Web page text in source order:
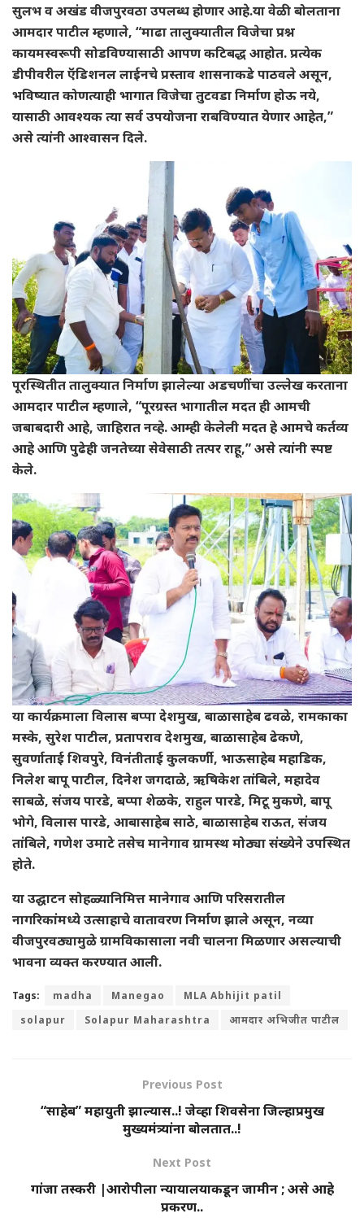
सुलभ व अखंड वीजपुरवठा उपलब्ध होणार आहे.या वेळी बोलताना
आमदार पाटील म्हणाले, “माढा तालुक्यातील विजेचा प्रश्न
कायमस्वरूपी सोडविण्यासाठी आपण कटिबद्ध आहोत. प्रत्येक
डीपीवरील ऍडिशनल लाईनचे प्रस्ताव शासनाकडे पाठवले असून,
भविष्यात कोणत्याही भागात विजेचा तुटवडा निर्माण होऊ नये,
यासाठी आवश्यक त्या सर्व उपयोजना राबविण्यात येणार आहेत,”
असे त्यांनी आश्वासन दिले.
पूरस्थितीत तालुक्यात निर्माण झालेल्या अडचणींचा उल्लेख करताना
आमदार पाटील म्हणाले, “पूरग्रस्त भागातील मदत ही आमची
जबाबदारी आहे, जाहिरात नव्हे. आम्ही केलेली मदत हे आमचे कर्तव्य
आहे आणि पुढेही जनतेच्या सेवेसाठी तत्पर राहू,” असे त्यांनी स्पष्ट
केले.
या कार्यक्रमाला विलास बप्पा देशमुख, बाळासाहेब ढवळे, रामकाका
मस्के, सुरेश पाटील, प्रतापराव देशमुख, बाळासाहेब ढेकणे,
सुवर्णाताई शिवपुरे, विनंतीताई कुलकर्णी, भाऊसाहेब महाडिक,
निलेश बापू पाटील, दिनेश जगदाळे, ऋषिकेश तांबिले, महादेव
साबळे, संजय पारडे, बप्पा शेळके, राहुल पारडे, मिटू मुकणे, बापू
भोगे, विलास पारडे, आबासाहेब साठे, बाळासाहेब राऊत, संजय
तांबिले, गणेश उमाटे तसेच मानेगाव ग्रामस्थ मोठ्या संख्येने उपस्थित
होते.
या उद्घाटन सोहळ्यानिमित्त मानेगाव आणि परिसरातील
नागरिकांमध्ये उत्साहाचे वातावरण निर्माण झाले असून, नव्या
वीजपुरवठ्यामुळे ग्रामविकासाला नवी चालना मिळणार असल्याची
भावना व्यक्त करण्यात आली.
Tags: madha Manegao
MLA Abhijit patil
solapur
Solapur Maharashtra आमदार अभिजीत पाटील
Previous Post
“साहेब” महायुती झाल्यास..! जेव्हा शिवसेना जिल्हाप्रमुख
मुख्यमंत्र्यांना बोलतात..!
Next Post
गांजा तस्करी |आरोपीला न्यायालयाकडून जामीन ; असे आहे
प्रकरण..